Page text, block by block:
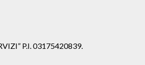
P.I. 03175420839.